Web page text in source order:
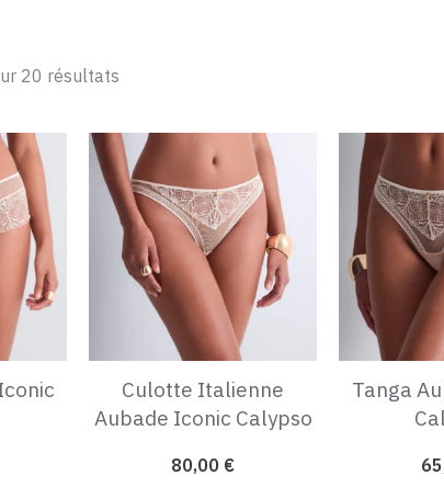
20 résultats
Culotte Italienne
Aubade Iconic Calypso
80,00 €
Tanga